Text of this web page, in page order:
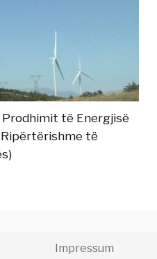
të Energjisë
të
Impressum